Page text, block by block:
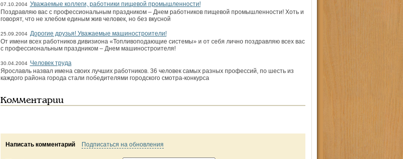
07.10.2004 Уважаемые коллеги, работники пищевой промышленности!
Поздравляю вас с профессиональным праздником – Днем работников пищевой промышленности! Хоть и
говорят, что не хлебом единым жив человек, но без вкусной
25.09.2004 Дорогие друзья! Уважаемые машиностроители!
От имени всех работников дивизиона «Топливоподающие системы» и от себя лично поздравляю всех вас
с профессиональным праздником – Днем машиностроителя!
30.04.2004 Человек труда
Ярославль назвал имена своих лучших работников. 36 человек самых разных профессий, по шесть из
каждого района города стали победителями городского смотра-конкурса
Комментарии
Написать комментарий Подписаться на обновления